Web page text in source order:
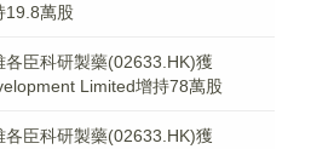
19.8萬股
各臣科研製藥(02633.HK)獲
Limited增持78萬股
各臣科研製藥(02633.HK)獲